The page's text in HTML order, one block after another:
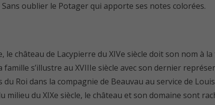
oublier le Potager qui apporte ses notes colorées.
château de Lacypierre du XIVe siècle doit son nom à
s’illustre au XVIIIe siècle avec son dernier
Roi dans la compagnie de Beauvau au service de
milieu du XIXe siècle, le château et son domaine sont